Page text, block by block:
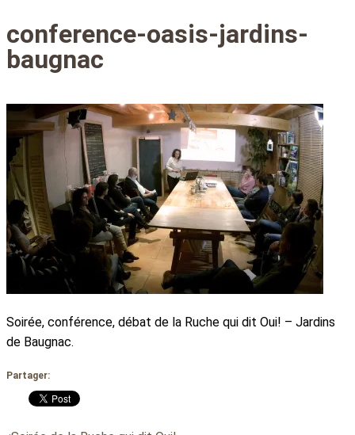
conference-oasis-jardins-
baugnac
Soirée, conférence, débat de la Ruche qui dit Oui! – Jardins
de Baugnac.
Partager: